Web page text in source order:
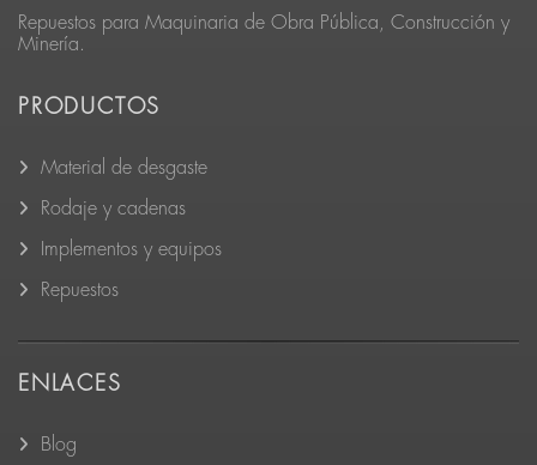
Repuestos para Maquinaria de Obra Pública, Construcción y
Minería.
PRODUCTOS
Material de desgaste
Rodaje y cadenas
Implementos y equipos
Repuestos
ENLACES
Blog